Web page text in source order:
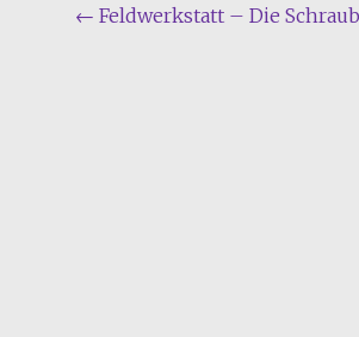
Beitragsnavigation
← Feldwerkstatt – Die